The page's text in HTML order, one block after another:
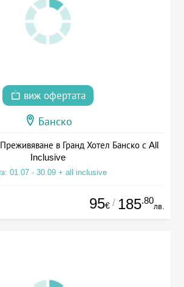
виж офертата
Банско
в Гранд Хотел Банско с All
Inclusive
01.07 - 30.09 + all inclusive
95€ / 185.80
лв.